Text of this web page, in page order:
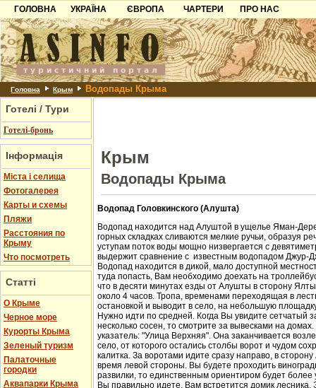
ГОЛОВНА
УКРАЇНА
Карпати
Азов
Причорноморря
Шацьк
ЄВРОПА
Чорногорія
Хорватія
Болгарія
Албанія
ЧАРТЕРИ
ПРО НАС
Контакти
Партнерам
Додати готель
Головна Крым Водопады Крыма
Готелі / Тури
Готелі-бронь
Інформація
Міста і селища
Фотогалерея
Карты и схемы
Пляжи
Расстояния по
Крыму
Что посмотреть
Статті
О Крыме
Черное море
Курорты Крыма
Зеленый туризм
Палаточные
городки
Аквапарки Крыма
Крым
Водопады Крыма
Водопад Головкинского (Алушта)
Водопад находится над Алуштой в ущелье Яман-
горных складках сливаются мелкие ручьи, образуя
уступам поток воды мощно низвергается с
выдержит сравнение с известным водопадом Джур-
Водопад находится в дикой, мало доступной
туда попасть, Вам необходимо доехать на
что в десяти минутах езды от Алушты в сторону
около 4 часов. Тропа, временами переходящая в
остановкой и выводит в село, на небольшую
Нужно идти по средней. Когда Вы увидите сетчатый
несколько сосен, то смотрите за вывесками на
указатель: "Улица Верхняя". Она заканчивается
село, от которого остались столбы ворот и чудом
калитка. За воротами идите сразу направо, в
время левой стороны. Вы будете проходить
развилки, то единственным ориентиром будет более
Вы правильно идете, Вам встретится домик лесника.